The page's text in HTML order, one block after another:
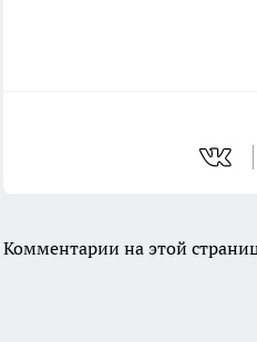
Комментарии на этой